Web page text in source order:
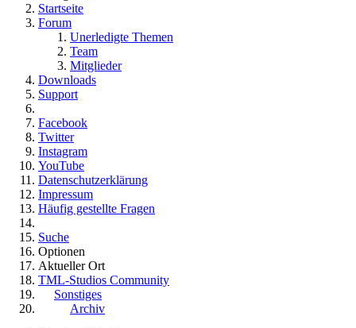
Startseite
Forum
Unerledigte Themen
Team
Mitglieder
Downloads
Support
Facebook
Twitter
Instagram
YouTube
Datenschutzerklärung
Impressum
Häufig gestellte Fragen
Suche
Optionen
Aktueller Ort
TML-Studios Community
Sonstiges
Archiv